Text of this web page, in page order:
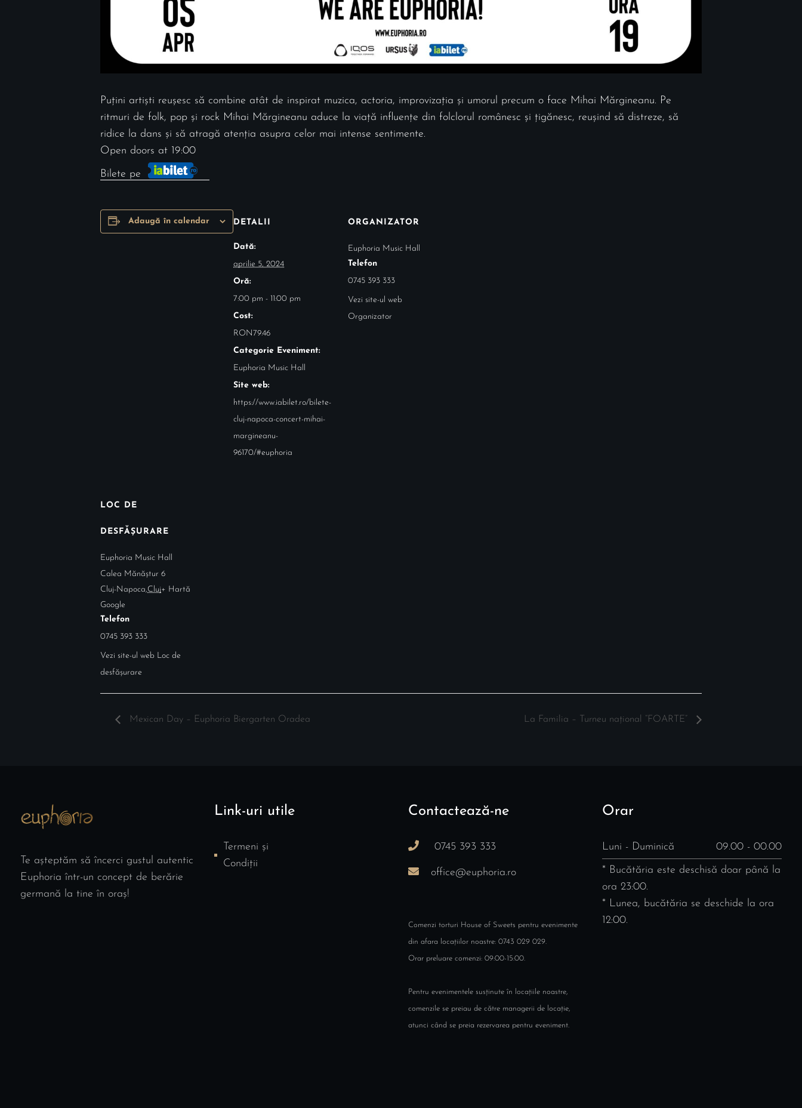
Puțini artiști reușesc să combine atât de inspirat muzica, actoria, improvizația și umorul precum o face Mihai Mărgineanu. Pe
ritmuri de folk, pop și rock Mihai Mărgineanu aduce la viață influențe din folclorul românesc și țigănesc, reușind să distreze, să
ridice la dans și să atragă atenția asupra celor mai intense sentimente.
Open doors at 19:00
Bilete pe
Adaugă în calendar DETALII
Dată:
aprilie 5, 2024
Oră:
7:00 pm - 11:00 pm
Cost:
RON79.46
Categorie Eveniment:
Euphoria Music Hall
Site web:
https://www.iabilet.ro/bilete-
cluj-napoca-concert-mihai-
margineanu-
96170/#euphoria
ORGANIZATOR
Euphoria Music Hall
Telefon
0745 393 333
Vezi site-ul web
Organizator
LOC DE
DESFĂȘURARE
Euphoria Music Hall
Calea Mănăștur 6
Cluj-Napoca,Cluj+ Hartă
Google
Telefon
0745 393 333
Vezi site-ul web Loc de
desfășurare
Mexican Day – Euphoria Biergarten Oradea La Familia – Turneu național “FOARTE”
Te așteptăm să încerci gustul autentic
Euphoria într-un concept de berărie
germană la tine în oraș!
Link-uri utile
Termeni și
Condiții
Contactează-ne
0745 393 333
office@euphoria.ro
Comenzi torturi House of Sweets pentru evenimente
din afara locațiilor noastre: 0743 029 029.
Orar preluare comenzi: 09:00-15:00.
Pentru evenimentele susținute în locațiile noastre,
comenzile se preiau de către managerii de locație,
atunci când se preia rezervarea pentru eveniment.
Orar
Luni - Duminică 09.00 - 00.00
* Bucătăria este deschisă doar până la
ora 23:00.
* Lunea, bucătăria se deschide la ora
12:00.